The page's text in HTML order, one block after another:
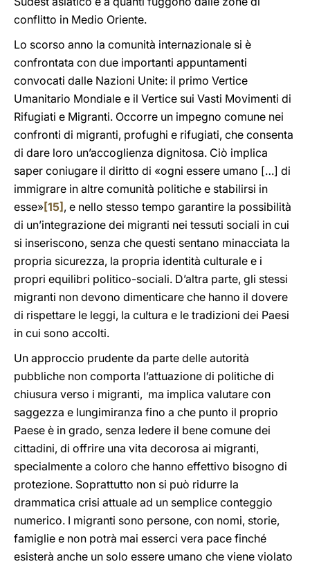
conflitto in Medio Oriente.
Lo scorso anno la comunità internazionale si è
confrontata con due importanti appuntamenti
convocati dalle Nazioni Unite: il primo Vertice
Umanitario Mondiale e il Vertice sui Vasti Movimenti di
Rifugiati e Migranti. Occorre un impegno comune nei
confronti di migranti, profughi e rifugiati, che consenta
di dare loro un’accoglienza dignitosa. Ciò implica
saper coniugare il diritto di «ogni essere umano […] di
immigrare in altre comunità politiche e stabilirsi in
esse»[15] , e nello stesso tempo garantire la possibilità
di un’integrazione dei migranti nei tessuti sociali in cui
si inseriscono, senza che questi sentano minacciata la
propria sicurezza, la propria identità culturale e i
propri equilibri politico-sociali. D’altra parte, gli stessi
migranti non devono dimenticare che hanno il dovere
di rispettare le leggi, la cultura e le tradizioni dei Paesi
in cui sono accolti.
Un approccio prudente da parte delle autorità
pubbliche non comporta l’attuazione di politiche di
chiusura verso i migranti, ma implica valutare con
saggezza e lungimiranza fino a che punto il proprio
Paese è in grado, senza ledere il bene comune dei
cittadini, di offrire una vita decorosa ai migranti,
specialmente a coloro che hanno effettivo bisogno di
protezione. Soprattutto non si può ridurre la
drammatica crisi attuale ad un semplice conteggio
numerico. I migranti sono persone, con nomi, storie,
famiglie e non potrà mai esserci vera pace finché
esisterà anche un solo essere umano che viene violato